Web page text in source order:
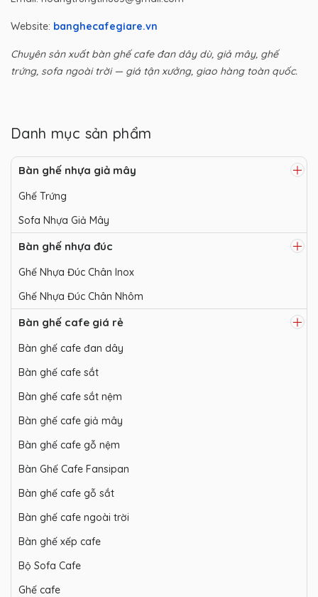
Website: banghecafegiare.vn
Chuyên sản xuất bàn ghế cafe đan dây dù, giả mây, ghế
trứng, sofa ngoài trời — giá tận xưởng, giao hàng toàn quốc.
Danh mục sản phẩm
Bàn ghế nhựa giả mây
Ghế Trứng
Sofa Nhựa Giả Mây
Bàn ghế nhựa đúc
Ghế Nhựa Đúc Chân Inox
Ghế Nhựa Đúc Chân Nhôm
Bàn ghế cafe giá rẻ
Bàn ghế cafe đan dây
Bàn ghế cafe sắt
Bàn ghế cafe sắt nệm
Bàn ghế cafe giả mây
Bàn ghế cafe gỗ nệm
Bàn Ghế Cafe Fansipan
Bàn ghế cafe gỗ sắt
Bàn ghế cafe ngoài trời
Bàn ghế xếp cafe
Bộ Sofa Cafe
Ghế cafe